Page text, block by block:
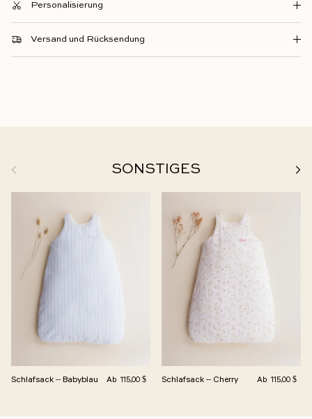
Personalisierung
Versand und Rücksendung
Zurück SONSTIGES
Schlafsack – Babyblau Normalpreis
Ab 115,00 $ Schlafsack – Cherry Normalpreis
Ab 115,00 $